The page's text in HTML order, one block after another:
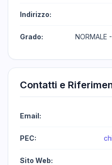
Indirizzo:
Grado: NORMALE
Contatti e
Email:
PEC:
Sito Web: